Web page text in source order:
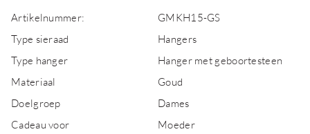
Artikelnummer:
GMKH15-GS
Type sieraad
Hangers
Type hanger
Hanger met geboortesteen
Materiaal
Goud
Doelgroep
Dames
Cadeau voor
Moeder